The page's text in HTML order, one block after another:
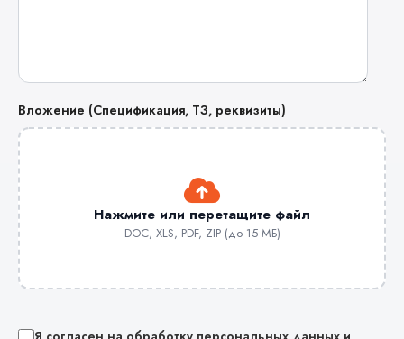
Вложение (Спецификация, ТЗ, реквизиты)
Нажмите или перетащите файл
DOC, XLS, PDF, ZIP (до 15 МБ)